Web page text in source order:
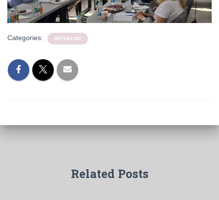
Categories: AKTUELNO
Related Posts